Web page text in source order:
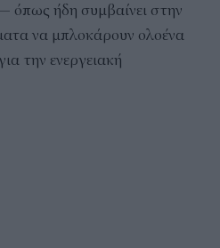
όπως ήδη συμβαίνει στην
να μπλοκάρουν ολοένα
την ενεργειακή